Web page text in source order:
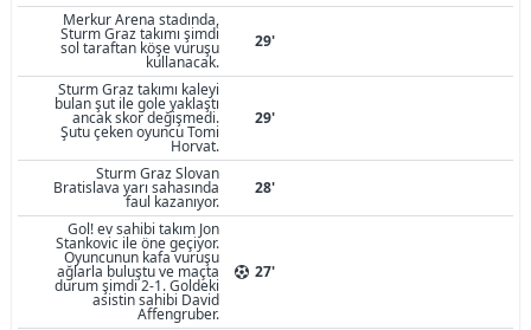
Merkur Arena stadında,
Sturm Graz takımı şimdi
sol taraftan köşe vuruşu
kullanacak.
29'
Sturm Graz takımı kaleyi
bulan şut ile gole yaklaştı
ancak skor değişmedi.
Şutu çeken oyuncu Tomi
Horvat.
29'
Sturm Graz Slovan
Bratislava yarı sahasında
faul kazanıyor.
28'
Gol! ev sahibi takım Jon
Stankovic ile öne geçiyor.
Oyuncunun kafa vuruşu
ağlarla buluştu ve maçta
durum şimdi 2-1. Goldeki
asistin sahibi David
Affengruber.
27'